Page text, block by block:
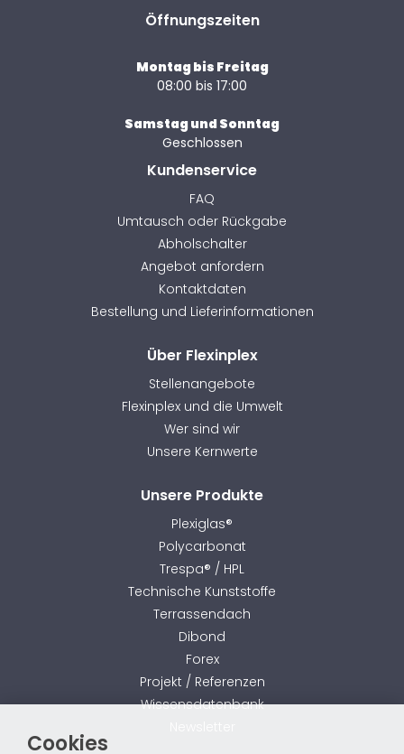
Cookies
Öffnungszeiten
Montag bis Freitag
08:00 bis 17:00
Samstag und Sonntag
Geschlossen
Kundenservice
FAQ
Umtausch oder Rückgabe
Abholschalter
Angebot anfordern
Kontaktdaten
Bestellung und Lieferinformationen
Über Flexinplex
Stellenangebote
Flexinplex und die Umwelt
Wer sind wir
Unsere Kernwerte
Unsere Produkte
Plexiglas®
Polycarbonat
Trespa® / HPL
Technische Kunststoffe
Terrassendach
Dibond
Forex
Projekt / Referenzen
Wissensdatenbank